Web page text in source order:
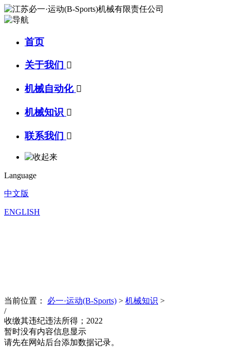
首页
关于我们 
机械自动化 
机械知识 
联系我们 
Language
中文版
ENGLISH
当前位置： 必一·运动(B-Sports) > 机械知识 >
/
收缴其违纪违法所得；2022
暂时没有内容信息显示
请先在网站后台添加数据记录。